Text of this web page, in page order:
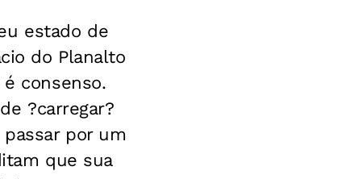
estado de
do Planalto
consenso.
?carregar?
por um
que sua